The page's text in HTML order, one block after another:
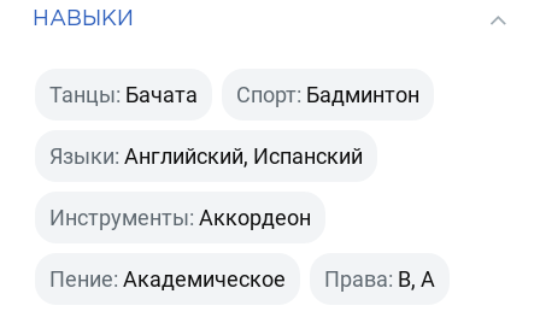
НАВЫКИ
Танцы: Бачата Спорт: Бадминтон
Языки: Английский, Испанский
Инструменты: Аккордеон
Пение: Академическое Права: B, A